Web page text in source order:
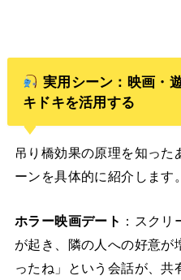
実用シーン：映画・
キドキを活用する
吊り橋効果の原理を知っ
ーンを具体的に紹介します。
ホラー映画デート ：スク
が起き、隣の人への好意
ったね」という会話が、共